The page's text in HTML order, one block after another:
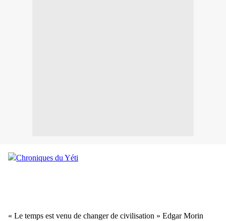
« Le temps est venu de changer de civilisation » Edgar Morin